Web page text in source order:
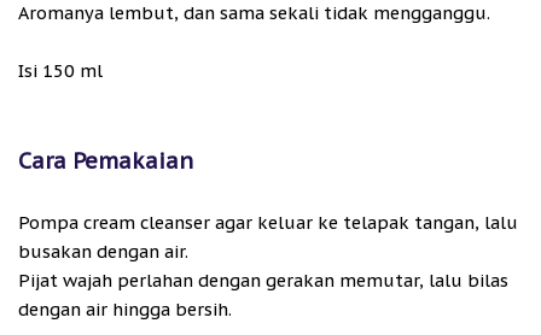
Aromanya lembut, dan sama sekali tidak mengganggu.
Isi 150 ml
Cara Pemakaian
Pompa cream cleanser agar keluar ke telapak tangan, lalu
busakan dengan air.
Pijat wajah perlahan dengan gerakan memutar, lalu bilas
dengan air hingga bersih.